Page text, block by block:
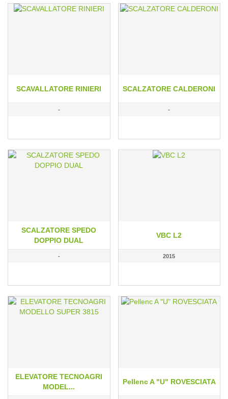
SCAVALLATORE RINIERI
-
SCALZATORE CALDERONI
-
SCALZATORE SPEDO
DOPPIO DUAL
-
VBC L2
2015
ELEVATORE TECNOAGRI
MODEL...
Pellenc A "U" ROVESCIATA